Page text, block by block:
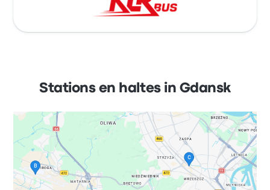
Stations en haltes in Gdansk